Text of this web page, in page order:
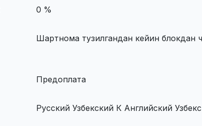
0 %
Шартнома тузилгандан кейин блокдан
Предоплата
Русский Узбекский К Английский